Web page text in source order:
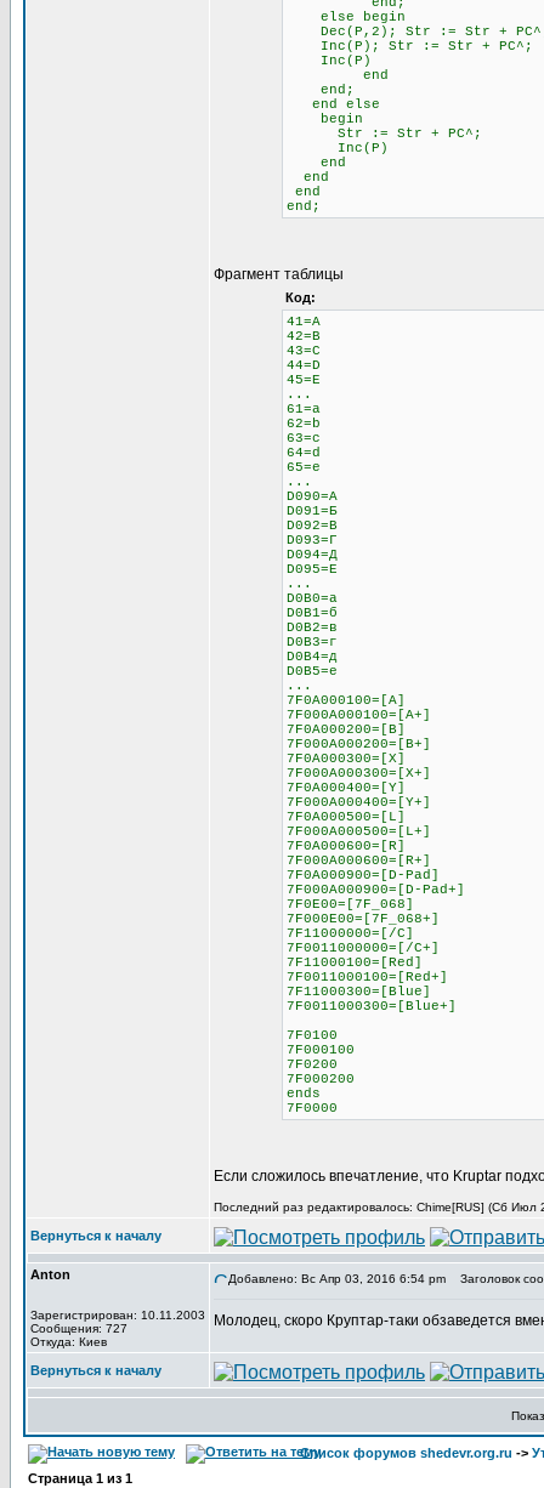
else begin \\
Dec(P,2); Str := Str +
Inc(P); Str := Str + PC^;
Inc(P)
end
end;
end else \\ Если
begin
Str := Str + PC^;
Inc(P)
end
end
end
end;
Фрагмент таблицы
Код:
41=A
42=B
43=C
44=D
45=E
...
61=a
62=b
63=c
64=d
65=e
...
D090=А
D091=Б
D092=В
D093=Г
D094=Д
D095=Е
...
D0B0=а
D0B1=б
D0B2=в
D0B3=г
D0B4=д
D0B5=е
...
7F0A000100=[A]
7F000A000100=[A+]
7F0A000200=[B]
7F000A000200=[B+]
7F0A000300=[X]
7F000A000300=[X+]
7F0A000400=[Y]
7F000A000400=[Y+]
7F0A000500=[L]
7F000A000500=[L+]
7F0A000600=[R]
7F000A000600=[R+]
7F0A000900=[D-Pad]
7F000A000900=[D-Pad+]
7F0E00=[7F_068]
7F000E00=[7F_068+]
7F11000000=[/C]
7F0011000000=[/C+]
7F11000100=[Red]
7F0011000100=[Red+]
7F11000300=[Blue]
7F0011000300=[Blue+]
7F0100
7F000100
7F0200
7F000200
ends
7F0000
Если сложилось впечатление, что Kruptar
Последний раз редактировалось: Chime[RUS] (Сб Июл
Вернуться к началу
Anton
Зарегистрирован: 10.11.2003
Сообщения: 727
Откуда: Киев
Добавлено: Вс Апр 03, 2016 6:54 pm Заголовок
Молодец, скоро Круптар-таки обзаведется
Вернуться к началу
Список форумов shedevr.org.ru ->
Страница 1 из 1